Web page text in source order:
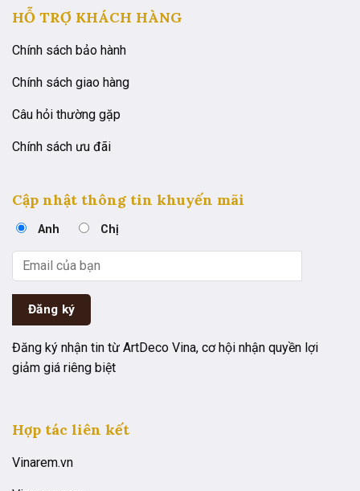
HỖ TRỢ KHÁCH HÀNG
Chính sách bảo hành
Chính sách giao hàng
Câu hỏi thường gặp
Chính sách ưu đãi
Cập nhật thông tin khuyến mãi
Anh Chị
Đăng ký nhận tin từ ArtDeco Vina, cơ hội nhận quyền lợi
giảm giá riêng biệt
Hợp tác liên kết
Vinarem.vn